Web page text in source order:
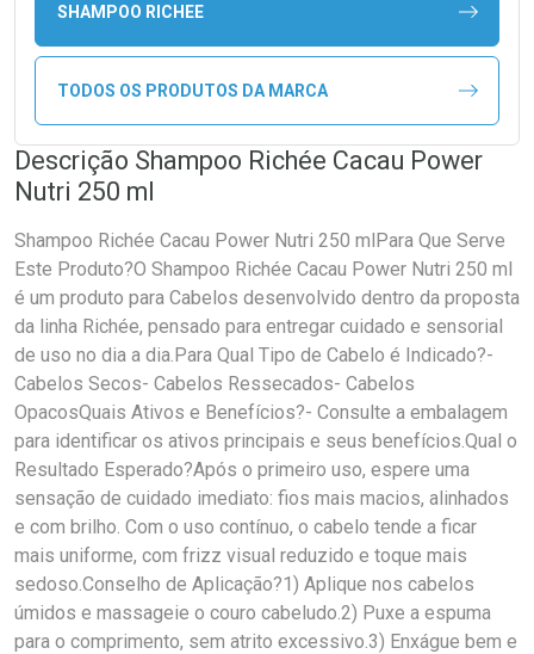
SHAMPOO RICHEE
TODOS OS PRODUTOS DA MARCA
Descrição Shampoo Richée Cacau Power
Nutri 250 ml
Shampoo Richée Cacau Power Nutri 250 mlPara Que Serve
Este Produto?O Shampoo Richée Cacau Power Nutri 250 ml
é um produto para Cabelos desenvolvido dentro da proposta
da linha Richée, pensado para entregar cuidado e sensorial
de uso no dia a dia.Para Qual Tipo de Cabelo é Indicado?-
Cabelos Secos- Cabelos Ressecados- Cabelos
OpacosQuais Ativos e Benefícios?- Consulte a embalagem
para identificar os ativos principais e seus benefícios.Qual o
Resultado Esperado?Após o primeiro uso, espere uma
sensação de cuidado imediato: fios mais macios, alinhados
e com brilho. Com o uso contínuo, o cabelo tende a ficar
mais uniforme, com frizz visual reduzido e toque mais
sedoso.Conselho de Aplicação?1) Aplique nos cabelos
úmidos e massageie o couro cabeludo.2) Puxe a espuma
para o comprimento, sem atrito excessivo.3) Enxágue bem e